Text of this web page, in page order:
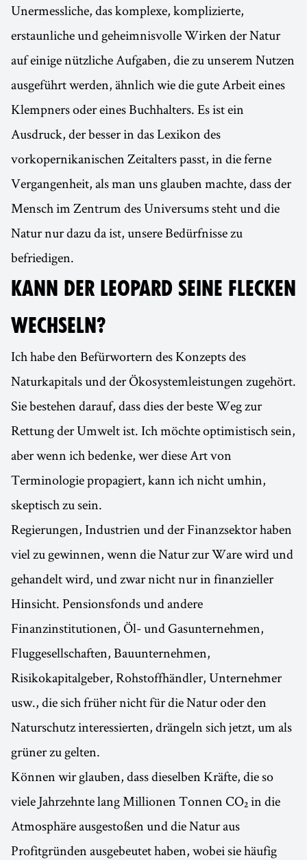
Unermessliche, das komplexe, komplizierte,
erstaunliche und geheimnisvolle Wirken der Natur
auf einige nützliche Aufgaben, die zu unserem Nutzen
ausgeführt werden, ähnlich wie die gute Arbeit eines
Klempners oder eines Buchhalters. Es ist ein
Ausdruck, der besser in das Lexikon des
vorkopernikanischen Zeitalters passt, in die ferne
Vergangenheit, als man uns glauben machte, dass der
Mensch im Zentrum des Universums steht und die
Natur nur dazu da ist, unsere Bedürfnisse zu
befriedigen.
KANN DER LEOPARD SEINE FLECKEN
WECHSELN?
Ich habe den Befürwortern des Konzepts des
Naturkapitals und der Ökosystemleistungen zugehört.
Sie bestehen darauf, dass dies der beste Weg zur
Rettung der Umwelt ist. Ich möchte optimistisch sein,
aber wenn ich bedenke, wer diese Art von
Terminologie propagiert, kann ich nicht umhin,
skeptisch zu sein.
Regierungen, Industrien und der Finanzsektor haben
viel zu gewinnen, wenn die Natur zur Ware wird und
gehandelt wird, und zwar nicht nur in finanzieller
Hinsicht. Pensionsfonds und andere
Finanzinstitutionen, Öl- und Gasunternehmen,
Fluggesellschaften, Bauunternehmen,
Risikokapitalgeber, Rohstoffhändler, Unternehmer
usw., die sich früher nicht für die Natur oder den
Naturschutz interessierten, drängeln sich jetzt, um als
grüner zu gelten.
Können wir glauben, dass dieselben Kräfte, die so
viele Jahrzehnte lang Millionen Tonnen CO₂ in die
Atmosphäre ausgestoßen und die Natur aus
Profitgründen ausgebeutet haben, wobei sie häufig